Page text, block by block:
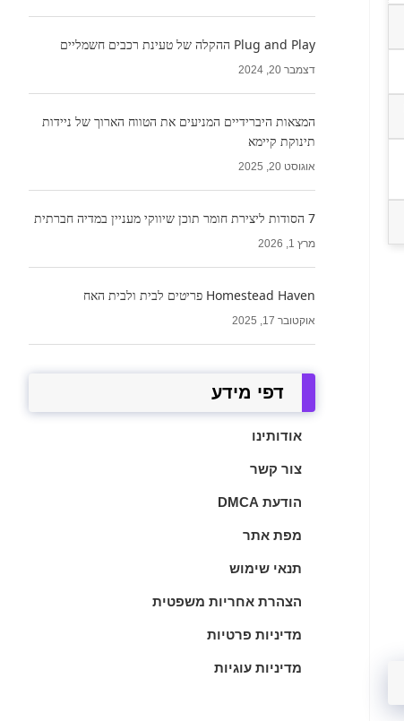
Plug and Play ההקלה של טעינת רכבים חשמליים
דצמבר 20, 2024
המצאות היברידיים המניעים את הטווח הארוך של ניידות
תינוקת קיימא
אוגוסט 20, 2025
7 הסודות ליצירת חומר תוכן שיווקי מעניין במדיה חברתית
מרץ 1, 2026
Homestead Haven פריטים לבית ולבית האח
אוקטובר 17, 2025
דפי מידע
אודותינו
צור קשר
הודעת DMCA
מפת אתר
תנאי שימוש
הצהרת אחריות משפטית
מדיניות פרטיות
מדיניות עוגיות